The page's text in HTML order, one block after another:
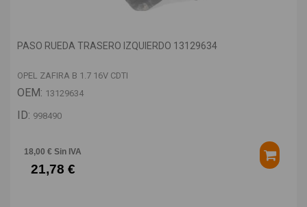
PASO RUEDA TRASERO IZQUIERDO 13129634
OPEL ZAFIRA B 1.7 16V CDTI
OEM: 13129634
ID: 998490
18,00 € Sin IVA
21,78 €